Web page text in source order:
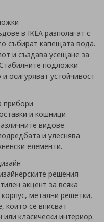
в IKEA разполагат с
събират капещата вода.
и създава усещане за
подложки
осигуряват устойчивост
прибори
и кошници
видове
и улеснява
елементи.
решения
акцент за всяка
метални решетки,
които се вписват
класически интериор.